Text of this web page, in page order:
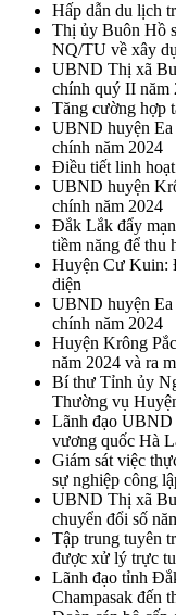
Hấp dẫn du lịch
Thị ủy Buôn Hồ
NQ/TU về xây
UBND Thị xã
chính quý II năm
Tăng cường
UBND huyện Ea
chính năm 2024
Điều tiết linh
UBND huyện
chính năm 2024
Đắk Lắk đẩy
tiềm năng để thu
Huyện Cư Kuin:
diện
UBND huyện Ea
chính năm 2024
Huyện Krông
năm 2024 và ra
Bí thư Tỉnh ủy
Thường vụ
Lãnh đạo UBND
vương quốc Hà
Giám sát việc
sự nghiệp công
UBND Thị xã
chuyển đổi số
Tập trung tuyên
được xử lý trực
Lãnh đạo tỉnh
Champasak đến